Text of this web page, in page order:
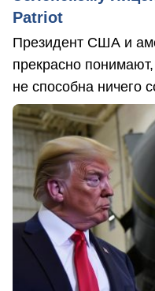
Patriot
Президент США и
прекрасно
не способна ничего